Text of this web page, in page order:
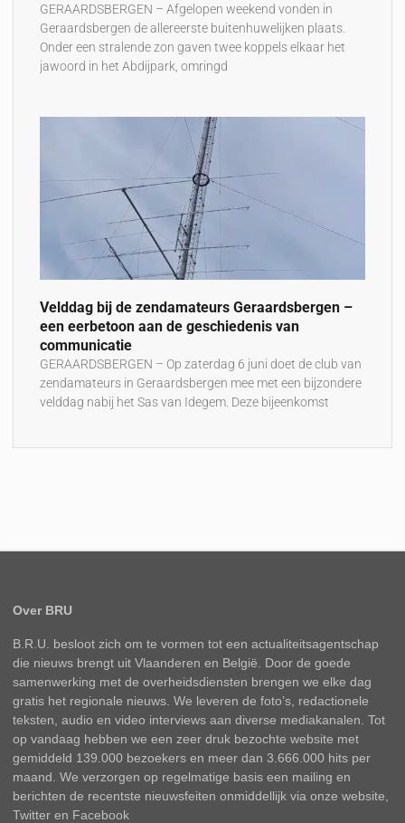
GERAARDSBERGEN – Afgelopen weekend vonden in
Geraardsbergen de allereerste buitenhuwelijken plaats.
Onder een stralende zon gaven twee koppels elkaar het
jawoord in het Abdijpark, omringd
Velddag bij de zendamateurs Geraardsbergen –
een eerbetoon aan de geschiedenis van
communicatie
GERAARDSBERGEN – Op zaterdag 6 juni doet de club van
zendamateurs in Geraardsbergen mee met een bijzondere
velddag nabij het Sas van Idegem. Deze bijeenkomst
Over BRU
B.R.U. besloot zich om te vormen tot een actualiteitsagentschap
die nieuws brengt uit Vlaanderen en België. Door de goede
samenwerking met de overheidsdiensten brengen we elke dag
gratis het regionale nieuws. We leveren de foto’s, redactionele
teksten, audio en video interviews aan diverse mediakanalen. Tot
op vandaag hebben we een zeer druk bezochte website met
gemiddeld 139.000 bezoekers en meer dan 3.666.000 hits per
maand. We verzorgen op regelmatige basis een mailing en
berichten de recentste nieuwsfeiten onmiddellijk via onze website,
Twitter en Facebook